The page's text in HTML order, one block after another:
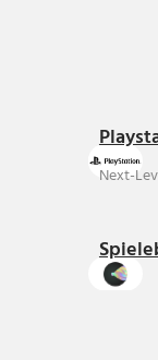
Next-